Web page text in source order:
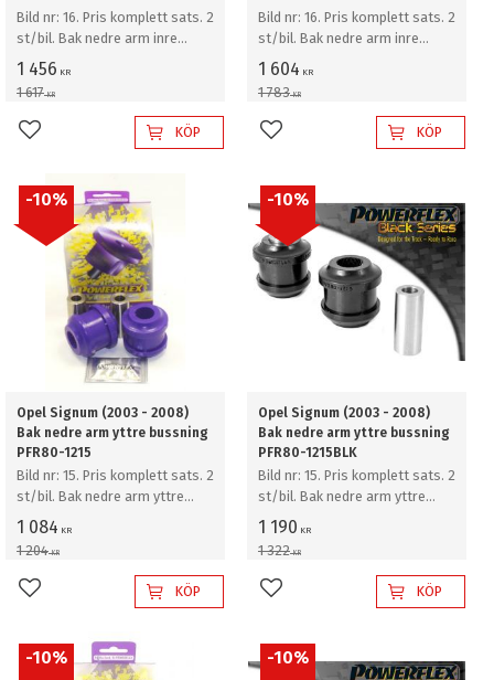
Bild nr: 16. Pris komplett sats. 2
st/bil. Bak nedre arm inre
bussning
1 456 KR
1 617KR
Lägg till i favoriterKÖP
Bild nr: 16. Pris komplett sats. 2
st/bil. Bak nedre arm inre
bussning
1 604 KR
1 783KR
Lägg till i favoriterKÖP
Opel Signum (2003 - 2008)
Bak nedre arm yttre bussning
PFR80-1215
Bild nr: 15. Pris komplett sats. 2
st/bil. Bak nedre arm yttre
bussning
1 084 KR
1 204KR
10%
Lägg till i favoriterKÖP
Opel Signum (2003 - 2008)
Bak nedre arm yttre bussning
PFR80-1215BLK
Bild nr: 15. Pris komplett sats. 2
st/bil. Bak nedre arm yttre
bussning
1 190 KR
1 322KR
10%
Lägg till i favoriterKÖP
10% 10%